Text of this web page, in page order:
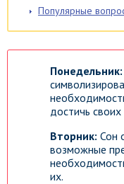
Популярные
Понедельник:
достичь своих
Вторник: Сон
возможные
их.